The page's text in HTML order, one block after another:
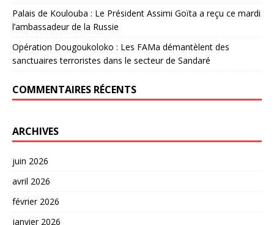
Palais de Koulouba : Le Président Assimi Goïta a reçu ce mardi
l’ambassadeur de la Russie
Opération Dougoukoloko : Les FAMa démantèlent des
sanctuaires terroristes dans le secteur de Sandaré
COMMENTAIRES RÉCENTS
ARCHIVES
juin 2026
avril 2026
février 2026
janvier 2026